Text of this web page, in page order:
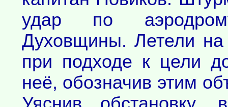
удар по
Духовщины. Летели
при подходе к цели
неё, обозначив этим